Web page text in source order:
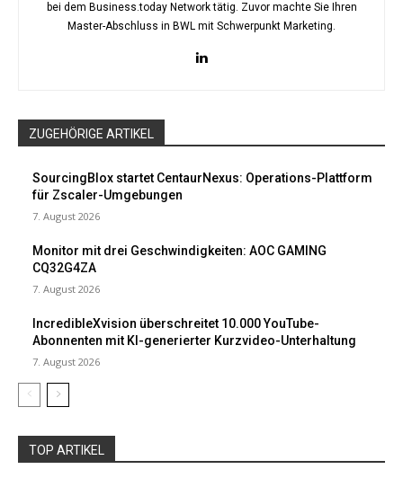
bei dem Business.today Network tätig. Zuvor machte Sie Ihren
Master-Abschluss in BWL mit Schwerpunkt Marketing.
ZUGEHÖRIGE ARTIKEL
SourcingBlox startet CentaurNexus: Operations-Plattform
für Zscaler-Umgebungen
7. August 2026
Monitor mit drei Geschwindigkeiten: AOC GAMING
CQ32G4ZA
7. August 2026
IncredibleXvision überschreitet 10.000 YouTube-
Abonnenten mit KI-generierter Kurzvideo-Unterhaltung
7. August 2026
TOP ARTIKEL